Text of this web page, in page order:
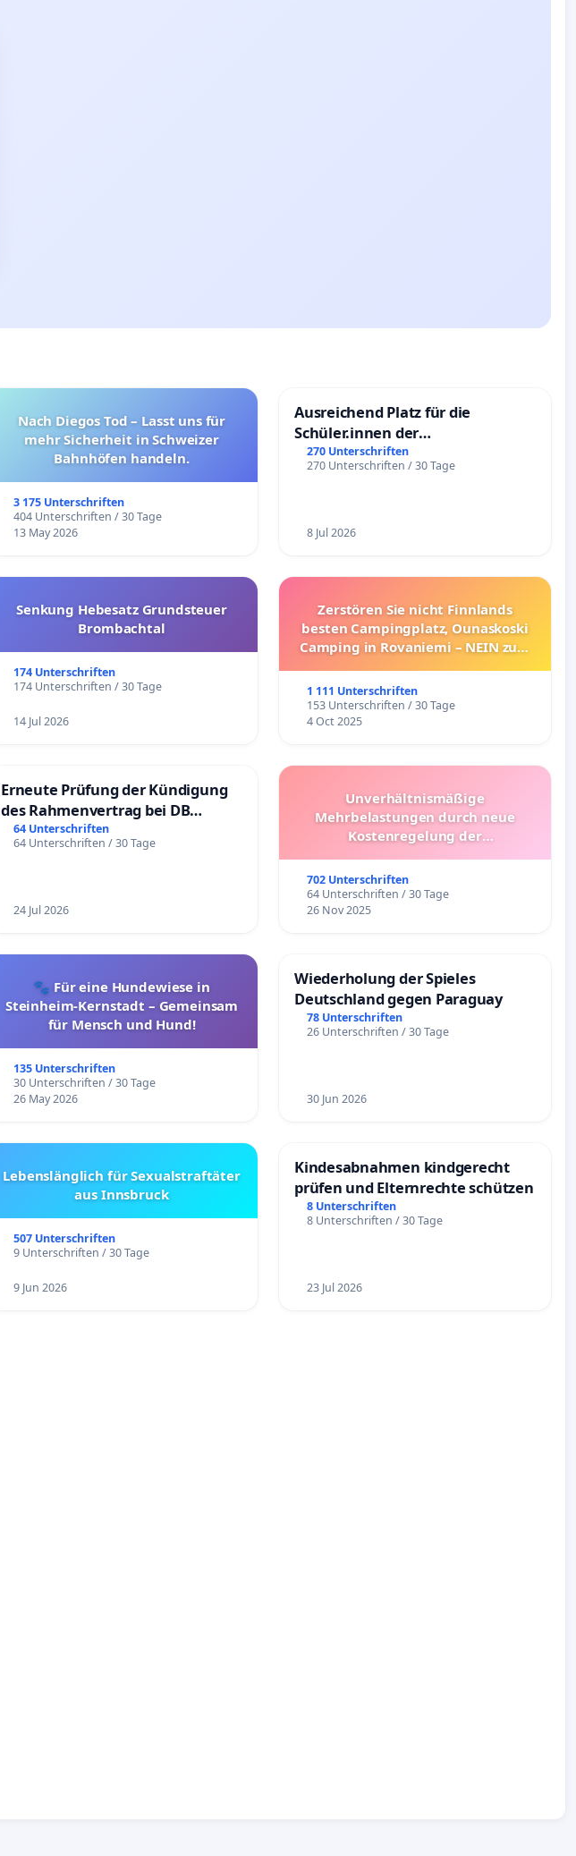
Nach Diegos Tod – Lasst uns für
mehr Sicherheit in Schweizer
Bahnhöfen handeln.
3 175 Unterschriften
404 Unterschriften / 30 Tage
13 May 2026
Ausreichend Platz für die
Schüler.innen der
Schönbergschule
270 Unterschriften
270 Unterschriften / 30 Tage
8 Jul 2026
Senkung Hebesatz Grundsteuer
Brombachtal
174 Unterschriften
174 Unterschriften / 30 Tage
14 Jul 2026
Zerstören Sie nicht Finnlands
besten Campingplatz, Ounaskoski
Camping in Rovaniemi – NEIN zum
1 111 Unterschriften
153 Unterschriften / 30 Tage
4 Oct 2025
Erneute Prüfung der Kündigung
des Rahmenvertrag bei DB
Fahrwegdienste Gmbh
64 Unterschriften
64 Unterschriften / 30 Tage
24 Jul 2026
Unverhältnismäßige
Mehrbelastungen durch neue
Kostenregelung der
Überprüfung und Alternativen
702 Unterschriften
64 Unterschriften / 30 Tage
26 Nov 2025
🐾 Für eine Hundewiese in
Steinheim-Kernstadt – Gemeinsam
für Mensch und Hund!
135 Unterschriften
30 Unterschriften / 30 Tage
26 May 2026
Wiederholung der Spieles
Deutschland gegen Paraguay
78 Unterschriften
26 Unterschriften / 30 Tage
30 Jun 2026
Lebenslänglich für Sexualstraftäter
aus Innsbruck
507 Unterschriften
9 Unterschriften / 30 Tage
9 Jun 2026
Kindesabnahmen kindgerecht
prüfen und Elternrechte schützen
8 Unterschriften
8 Unterschriften / 30 Tage
23 Jul 2026